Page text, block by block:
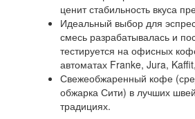
ценит стабильность вкуса
Идеальный выбор для
смесь разрабатывалась и
тестируется на офисных
автоматах Franke, Jura,
Свежеобжаренный кофе
обжарка Сити) в лучших
традициях.